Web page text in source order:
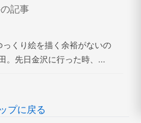
記事
っくり絵を描く余裕がないの
。先日金沢に行った時、...
プに戻る